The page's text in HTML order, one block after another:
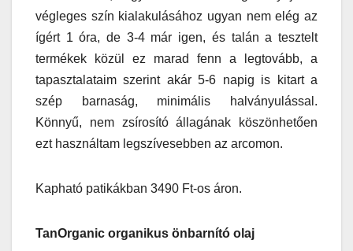
végleges szín kialakulásához ugyan nem elég az
ígért 1 óra, de 3-4 már igen, és talán a tesztelt
termékek közül ez marad fenn a legtovább, a
tapasztalataim szerint akár 5-6 napig is kitart a
szép barnaság, minimális halványulással.
Könnyű, nem zsírosító állagának köszönhetően
ezt használtam legszívesebben az arcomon.
Kapható patikákban 3490 Ft-os áron.
TanOrganic organikus önbarnító olaj